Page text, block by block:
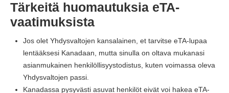
Tärkeitä huomautuksia eTA-
vaatimuksista
Jos olet Yhdysvaltojen kansalainen, et tarvitse eTA-lupaa
lentääksesi Kanadaan, mutta sinulla on oltava mukanasi
asianmukainen henkilöllisyystodistus, kuten voimassa oleva
Yhdysvaltojen passi.
Kanadassa pysyvästi asuvat henkilöt eivät voi hakea eTA-